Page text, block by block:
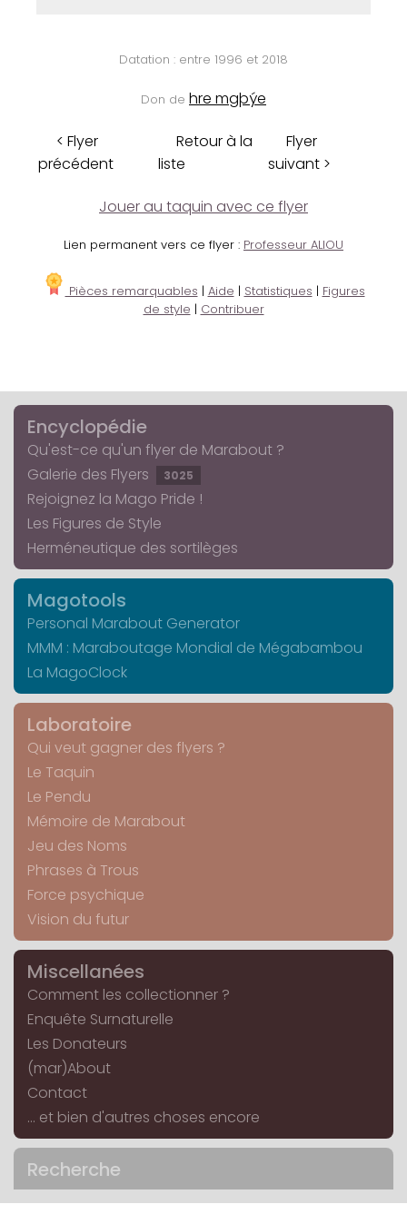
Datation : entre 1996 et 2018
Don de hre mgþýe
< Flyer
précédent
Retour à la
liste
Flyer
suivant >
Jouer au taquin avec ce flyer
Lien permanent vers ce flyer : Professeur ALIOU
Pièces remarquables | Aide | Statistiques | Figures
de style | Contribuer
Encyclopédie
Qu'est-ce qu'un flyer de Marabout ?
Galerie des Flyers
3025
Rejoignez la Mago Pride !
Les Figures de Style
Herméneutique des sortilèges
Magotools
Personal Marabout Generator
MMM : Maraboutage Mondial de Mégabambou
La MagoClock
Laboratoire
Qui veut gagner des flyers ?
Le Taquin
Le Pendu
Mémoire de Marabout
Jeu des Noms
Phrases à Trous
Force psychique
Vision du futur
Miscellanées
Comment les collectionner ?
Enquête Surnaturelle
Les Donateurs
(mar)About
Contact
... et bien d'autres choses encore
Recherche